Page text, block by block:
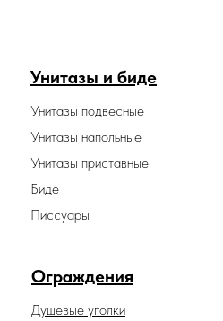
Унитазы и биде
Унитазы подвесные
Унитазы напольные
Унитазы приставные
Ограждения
Душевые уголки
Биде
Писсуары